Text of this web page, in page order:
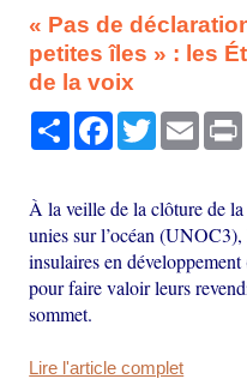
« Pas de
petites îles » : les
de la voix
PartagerFacebook
TwitterEmail
À la veille de la clôture de
unies sur l’océan (UNOC3),
insulaires en
pour faire valoir leurs
sommet.
Lire l'article complet